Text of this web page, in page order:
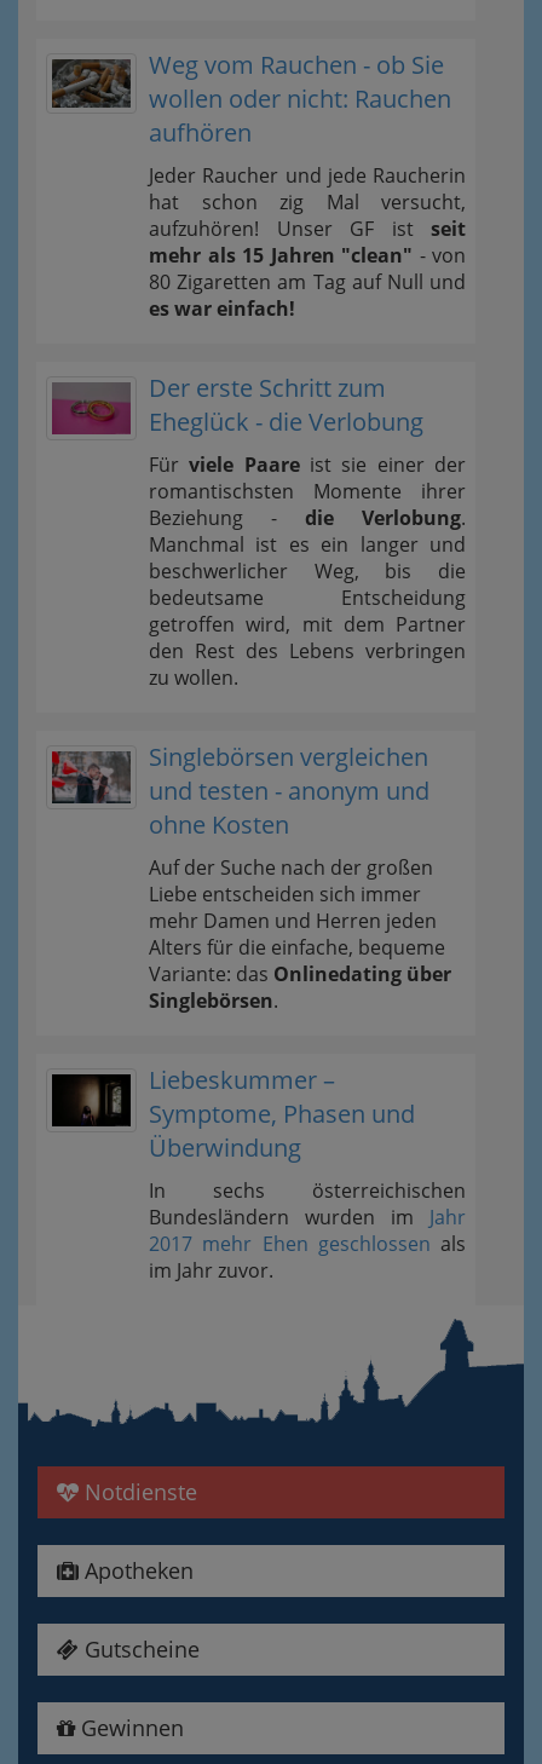
Weg vom Rauchen - ob Sie
wollen oder nicht: Rauchen
aufhören
Jeder Raucher und jede Raucherin
hat schon zig Mal versucht,
aufzuhören! Unser GF ist seit
mehr als 15 Jahren "clean" - von
80 Zigaretten am Tag auf Null und
es war einfach!
Der erste Schritt zum
Eheglück - die Verlobung
Fürviele Paareist sie einer der
romantischsten Momente ihrer
Beziehung - die Verlobung.
Manchmal ist es ein langer und
beschwerlicher Weg, bis die
bedeutsame Entscheidung
getroffen wird, mit dem Partner
den Rest des Lebens verbringen
zu wollen.
Singlebörsen vergleichen
und testen - anonym und
ohne Kosten
Auf der Suche nach der großen
Liebe entscheiden sich immer
mehr Damen und Herren jeden
Alters für die einfache, bequeme
Variante: das Onlinedating über
Singlebörsen.
Liebeskummer –
Symptome, Phasen und
Überwindung
In sechs österreichischen
Bundesländern wurden im Jahr
2017 mehr Ehen geschlossen als
im Jahr zuvor.
Notdienste
Apotheken
Gutscheine
Gewinnen